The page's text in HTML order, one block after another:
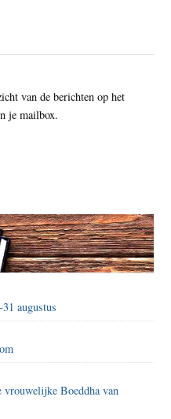
van de berichten op het
je mailbox.
augustus
vrouwelijke Boeddha van